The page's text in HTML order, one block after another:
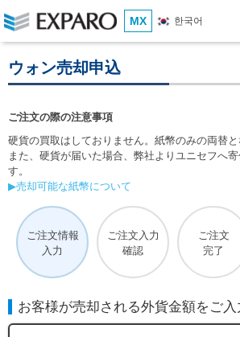
MX 한국어
ウォン売却申込
ご注文の際の注意事項
硬貨の買取はしておりません。紙幣のみの両替と
また、硬貨が届いた場合、弊社よりユニセフへ
す。
▶売却可能な紙幣について
ご注文情報
入力
ご注文入力
確認
ご注文
完了
お客様が売却される外貨金額をご入